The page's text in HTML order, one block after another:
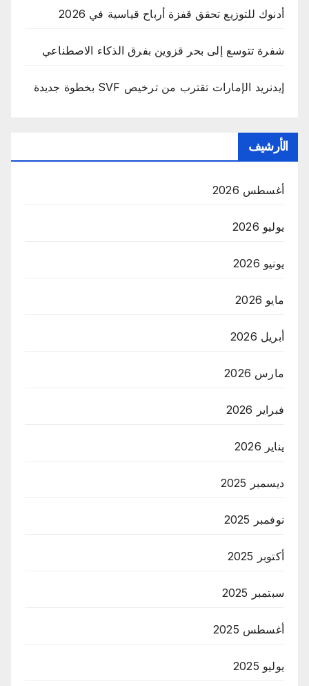
أدنوك للتوزيع تحقق قفزة أرباح قياسية في 2026
شفرة تتوسع إلى بحر قزوين بفرق الذكاء الاصطناعي
إيدنريد الإمارات تقترب من ترخيص SVF بخطوة جديدة
الأرشيف
أغسطس 2026
يوليو 2026
يونيو 2026
مايو 2026
أبريل 2026
مارس 2026
فبراير 2026
يناير 2026
ديسمبر 2025
نوفمبر 2025
أكتوبر 2025
سبتمبر 2025
أغسطس 2025
يوليو 2025